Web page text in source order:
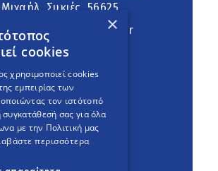
Μιχαήλ, Συκιές, 56625
Ακολουθήστε
English Version
project
×
cookies
χρησιμοποιεί cookies
εμπειρίας των
τον ιστότοπό
σας για όλα
με την Πολιτική μας
περισσότερα